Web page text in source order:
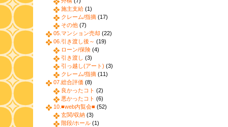
施主支給 (1)
クレーム/指摘 (17)
その他 (7)
05.マンション売却 (22)
06.引き渡し後～ (19)
ローン/保険 (4)
引き渡し (3)
引っ越し(アート) (3)
クレーム/指摘 (11)
07.総合評価 (8)
良かったコト (2)
悪かったコト (6)
10.■web内覧会■ (52)
玄関/収納 (3)
階段/ホール (1)